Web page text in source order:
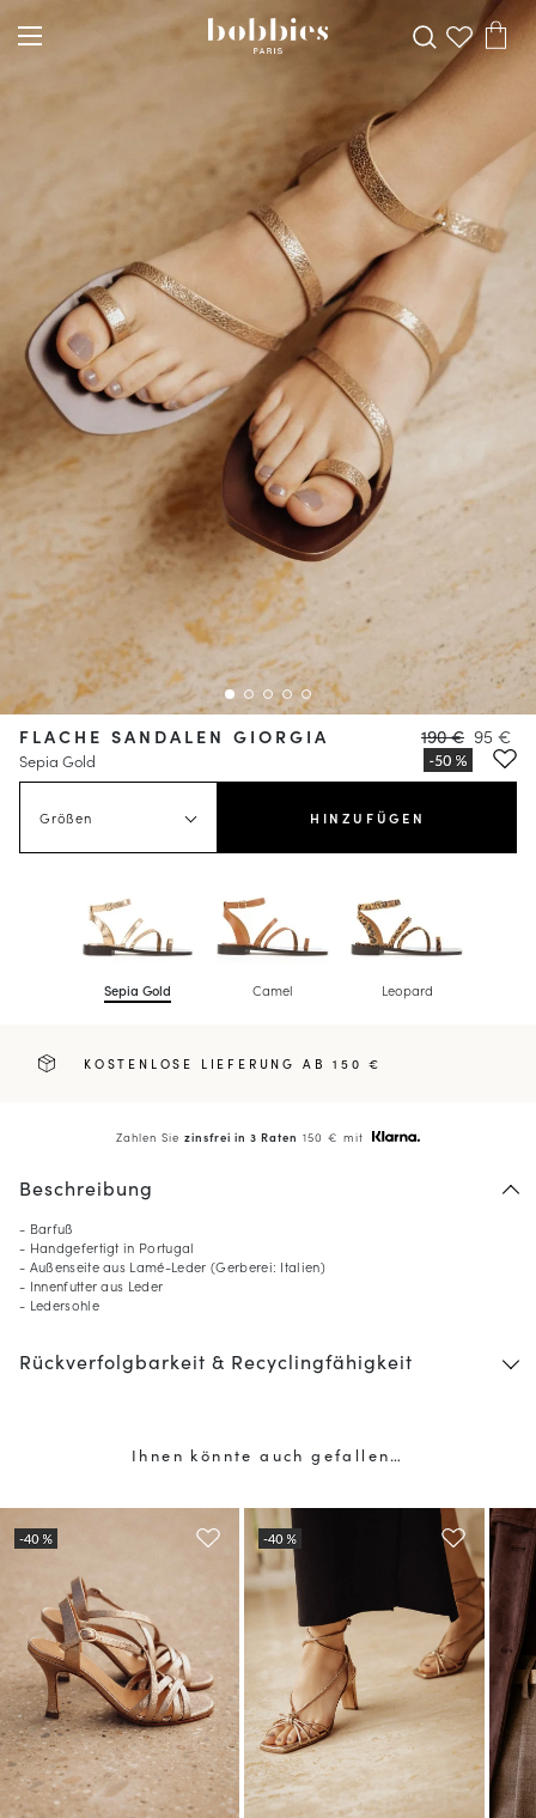
FLACHE SANDALEN GIORGIA
Sepia Gold
190 € 95 €
Größen HINZUFÜGEN
Sepia Gold Camel Leopard
KOSTENLOSE LIEFERUNG AB 150 €
Zahlen Siezinsfrei in 3 Raten 150 € mit
Beschreibung
- Barfuß
- Handgefertigt in Portugal
- Außenseite aus Lamé-Leder (Gerberei: Italien)
- Innenfutter aus Leder
- Ledersohle
Rückverfolgbarkeit & Recyclingfähigkeit
Ihnen könnte auch gefallen…